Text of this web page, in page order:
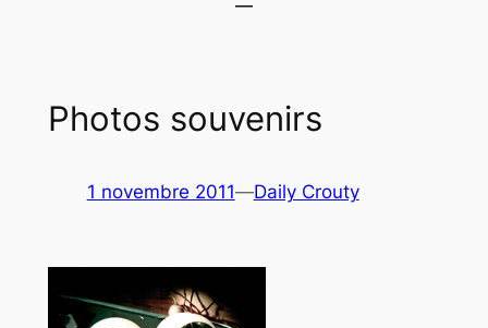
Photos souvenirs
1 novembre 2011—Daily Crouty